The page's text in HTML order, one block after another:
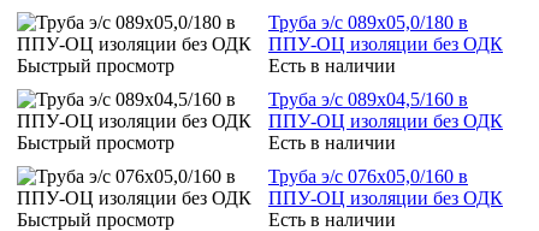
Быстрый просмотр
Труба э/с 089х05,0/180 в
ППУ-ОЦ изоляции без ОДК
Есть в наличии
Быстрый просмотр
Труба э/с 089х04,5/160 в
ППУ-ОЦ изоляции без ОДК
Есть в наличии
Быстрый просмотр
Труба э/с 076х05,0/160 в
ППУ-ОЦ изоляции без ОДК
Есть в наличии